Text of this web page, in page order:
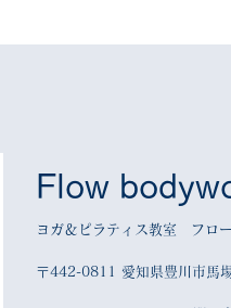
Flow
ヨガ＆ピラティス教室 フロー
〒442-0811 愛知県豊川市馬